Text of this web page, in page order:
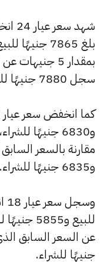
بمقدار 5
سجل 7880 جنيهًا للبيع و 7810 جنيهًا للشراء.
و6835 جنيهًا للشراء.
جنيهًا للشراء.